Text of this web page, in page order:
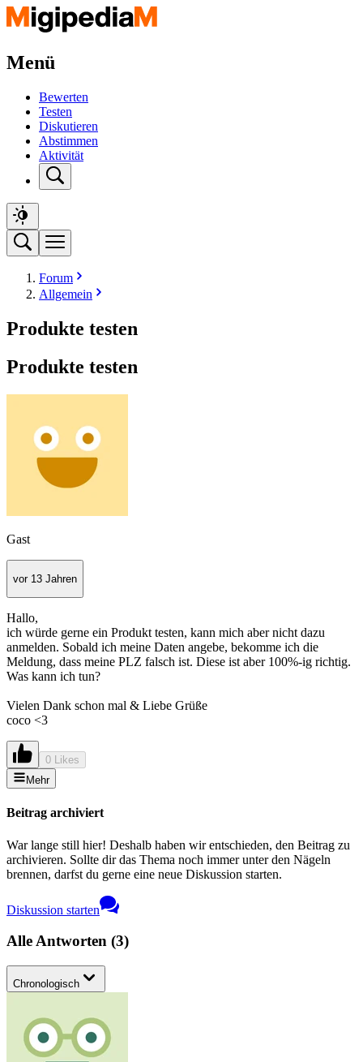
Menü
Bewerten
Testen
Diskutieren
Abstimmen
Aktivität
Forum
Allgemein
Produkte testen
Produkte testen
Gast
vor 13 Jahren
Hallo,
ich würde gerne ein Produkt testen, kann mich aber nicht dazu
anmelden. Sobald ich meine Daten angebe, bekomme ich die
Meldung, dass meine PLZ falsch ist. Diese ist aber 100%-ig richtig.
Was kann ich tun?
Vielen Dank schon mal & Liebe Grüße
coco <3
0 Likes
Mehr
Beitrag archiviert
War lange still hier! Deshalb haben wir entschieden, den Beitrag zu
archivieren. Sollte dir das Thema noch immer unter den Nägeln
brennen, darfst du gerne eine neue Diskussion starten.
Diskussion starten
Alle Antworten (3)
Chronologisch